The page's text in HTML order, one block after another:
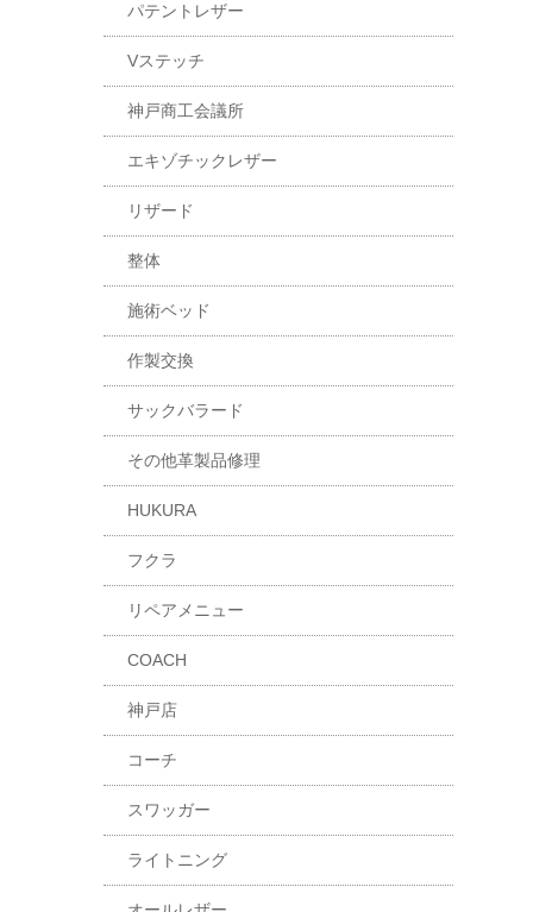
パテントレザー
Vステッチ
神戸商工会議所
エキゾチックレザー
リザード
整体
施術ベッド
作製交換
サックバラード
その他革製品修理
HUKURA
フクラ
リペアメニュー
COACH
神戸店
コーチ
スワッガー
ライトニング